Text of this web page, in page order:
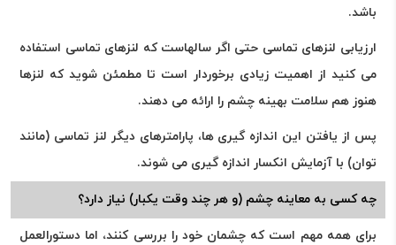
باشد.
ارزیابی لنزهای تماسی حتی اگر سالهاست که لنزهای تماسی استفاده
می کنید از اهمیت زیادی برخوردار است تا مطمئن شوید که لنزها
هنوز هم سلامت بهینه چشم را ارائه می دهند.
پس از یافتن این اندازه گیری ها، پارامترهای دیگر لنز تماسی (مانند
توان) با آزمایش انکسار اندازه گیری می شوند.
چه کسی به معاینه چشم (و هر چند وقت یکبار) نیاز دارد؟
برای همه مهم است که چشمان خود را بررسی کنند، اما دستورالعمل